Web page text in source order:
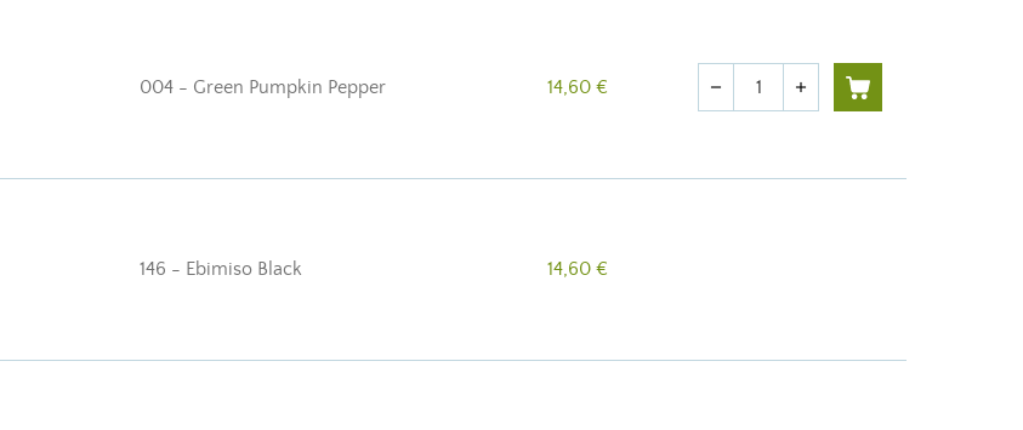
004 - Green Pumpkin Pepper 14,60 € Quantité
remove add
146 - Ebimiso Black 14,60 €